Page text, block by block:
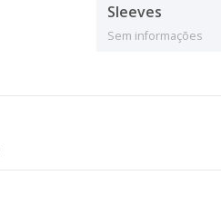
Sleeves
Sem informações